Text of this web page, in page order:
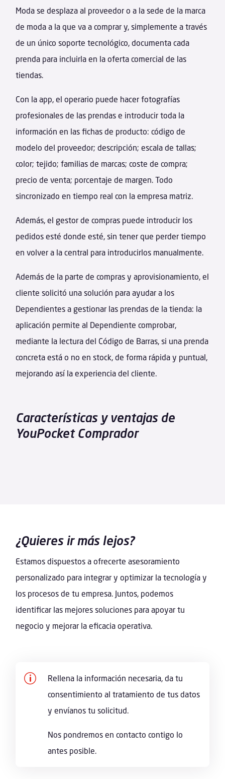
Características y ventajas de
YouPocket Comprador
Moda se desplaza al proveedor o a la sede de la marca
de moda a la que va a comprar y, simplemente a través
de un único soporte tecnológico, documenta cada
prenda para incluirla en la oferta comercial de las
tiendas.
Con la app, el operario puede hacer fotografías
profesionales de las prendas e introducir toda la
información en las fichas de producto: código de
modelo del proveedor; descripción; escala de tallas;
color; tejido; familias de marcas; coste de compra;
precio de venta; porcentaje de margen. Todo
sincronizado en tiempo real con la empresa matriz.
Además, el gestor de compras puede introducir los
pedidos esté donde esté, sin tener que perder tiempo
en volver a la central para introducirlos manualmente.
Además de la parte de compras y aprovisionamiento, el
cliente solicitó una solución para ayudar a los
Dependientes a gestionar las prendas de la tienda: la
aplicación permite al Dependiente comprobar,
mediante la lectura del Código de Barras, si una prenda
concreta está o no en stock, de forma rápida y puntual,
mejorando así la experiencia del cliente.
¿Quieres ir más lejos?
Estamos dispuestos a ofrecerte asesoramiento
personalizado para integrar y optimizar la tecnología y
los procesos de tu empresa. Juntos, podemos
identificar las mejores soluciones para apoyar tu
negocio y mejorar la eficacia operativa.
p
Rellena la información necesaria, da tu
consentimiento al tratamiento de tus datos
y envíanos tu solicitud.
Nos pondremos en contacto contigo lo
antes posible.